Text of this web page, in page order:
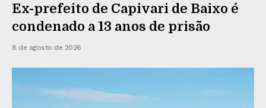
Ex-prefeito de Capivari de Baixo é
condenado a 13 anos de prisão
8 de agosto de 2026